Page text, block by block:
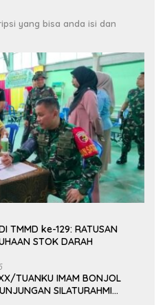
yang bisa anda isi dan
TMMD ke-129: RATUSAN
PENDONOR PENUHI KEBUTUHAAN STOK DARAH
TUANKU IMAM BONJOL
SILATURAHMI